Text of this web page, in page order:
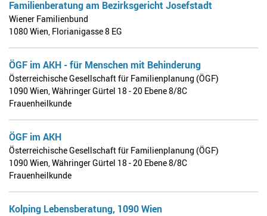
Familienberatung am Bezirksgericht Josefstadt
Wiener Familienbund
1080 Wien, Florianigasse 8 EG
ÖGF im AKH - für Menschen mit Behinderung
Österreichische Gesellschaft für Familienplanung (ÖGF)
1090 Wien,Währinger Gürtel 18 - 20 Ebene 8/8C
Frauenheilkunde
ÖGF im AKH
Österreichische Gesellschaft für Familienplanung (ÖGF)
1090 Wien,Währinger Gürtel 18 - 20 Ebene 8/8C
Frauenheilkunde
Kolping Lebensberatung, 1090 Wien